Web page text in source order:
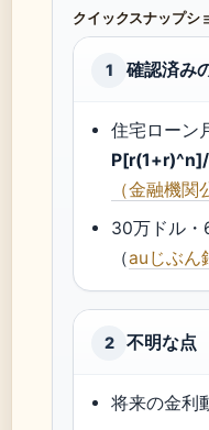
クイックスナップシ
1 確認済み
住宅ローン
（金融機関
30万ドル・
（auじぶん
2 不明な点
将来の金利